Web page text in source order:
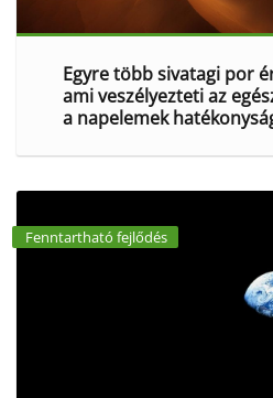
Egyre több sivatagi por
ami veszélyezteti az
a napelemek
Fenntartható fejlődés